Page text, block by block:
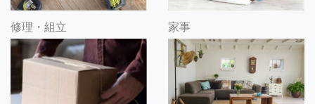
修理・組立 家事